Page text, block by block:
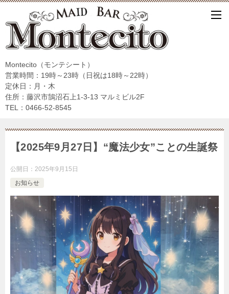
Montecito（モンテシート）
営業時間：19時～23時（日祝は18時～22時）
定休日：月・木
住所：藤沢市鵠沼石上1-3-13 マルミビル2F
TEL：0466-52-8545
【2025年9月27日】“魔法少女”ことの生誕祭
公開日： 2025年9月15日
お知らせ